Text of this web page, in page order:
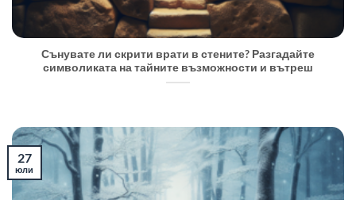
Сънувате ли скрити врати в стените? Разгадайте
символиката на тайните възможности и вътреш
27
юли